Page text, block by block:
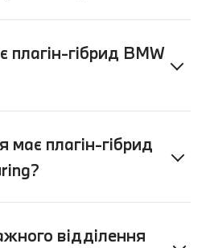
гібрид BMW
має плагін-гібрид
відділення